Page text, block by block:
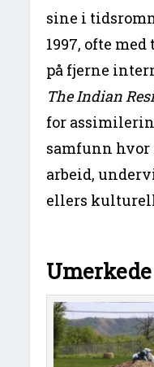
sine i
1997, ofte
på fjerne
TheIndian
for
samfunn hvor
arbeid,
ellers